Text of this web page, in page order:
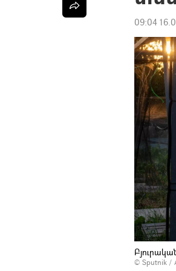
09:04
© Sputnik /